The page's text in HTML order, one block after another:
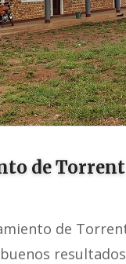
de Torrent
de